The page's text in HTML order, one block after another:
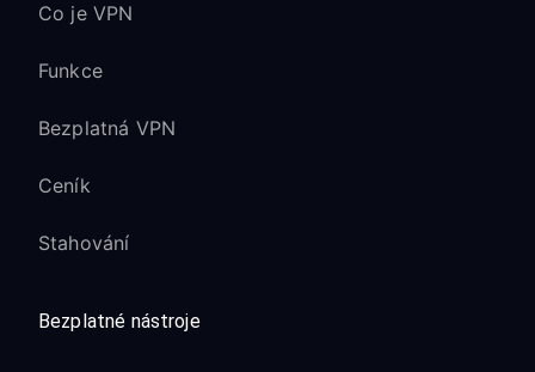
Co je VPN
Funkce
Bezplatná VPN
Ceník
Stahování
Bezplatné nástroje